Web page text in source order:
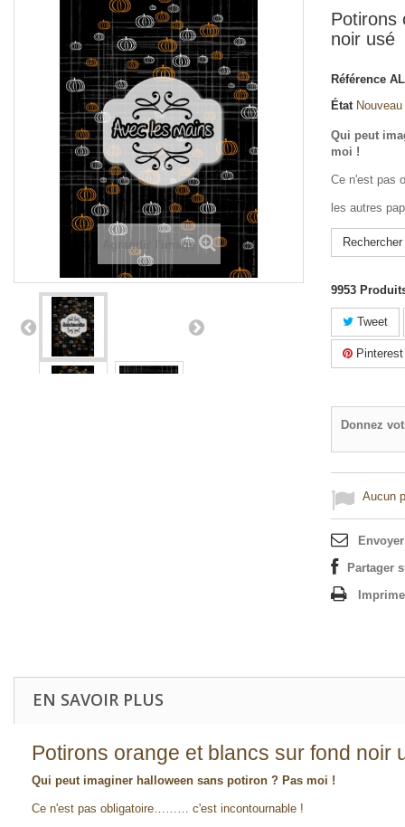
Agrandir l'image
Potirons
noir usé
Référence
État Nouveau
Qui peut
moi !
Ce n'est pas
les autres
9953
Tweet
Pinterest
Donnez
Aucun
Partager
EN SAVOIR PLUS
Potirons orange et blancs sur fond noir
Qui peut imaginer halloween sans potiron ? Pas moi !
Ce n'est pas obligatoire……… c'est incontournable !